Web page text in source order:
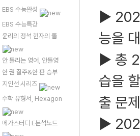
EBS 수능완성
EBS 수능특강
윤리의 정석 현자의 돌
안 틀리는 영어, 안틀영
한 권 질주&한 판 승부
지인선 시리즈
수학 유형서, Hexagon
메가스터디 E분석노트
▶
능을
▶ 총
습을
출 문
▶